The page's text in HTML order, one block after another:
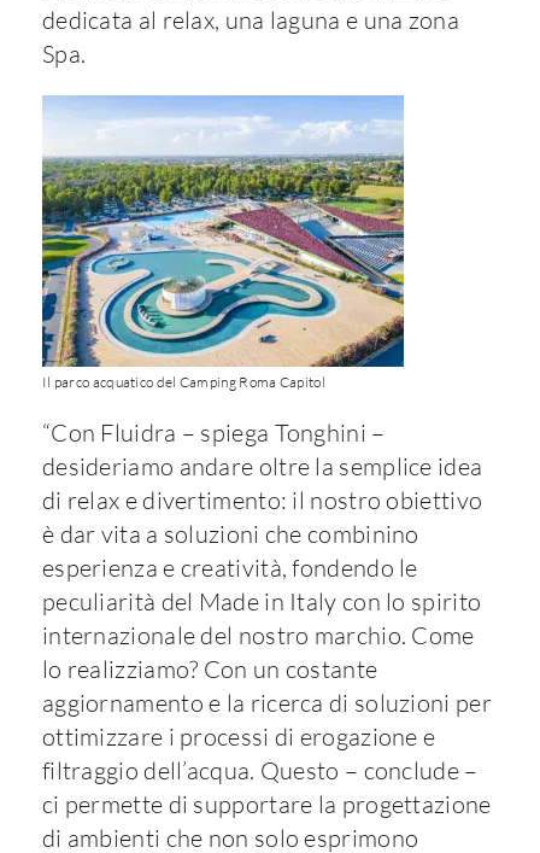
dedicata al relax, una laguna e una zona
Spa.
Il parco acquatico del Camping Roma Capitol
“Con Fluidra – spiega Tonghini –
desideriamo andare oltre la semplice idea
di relax e divertimento: il nostro obiettivo
è dar vita a soluzioni che combinino
esperienza e creatività, fondendo le
peculiarità del Made in Italy con lo spirito
internazionale del nostro marchio. Come
lo realizziamo? Con un costante
aggiornamento e la ricerca di soluzioni per
ottimizzare i processi di erogazione e
filtraggio dell’acqua. Questo – conclude –
ci permette di supportare la progettazione
di ambienti che non solo esprimono